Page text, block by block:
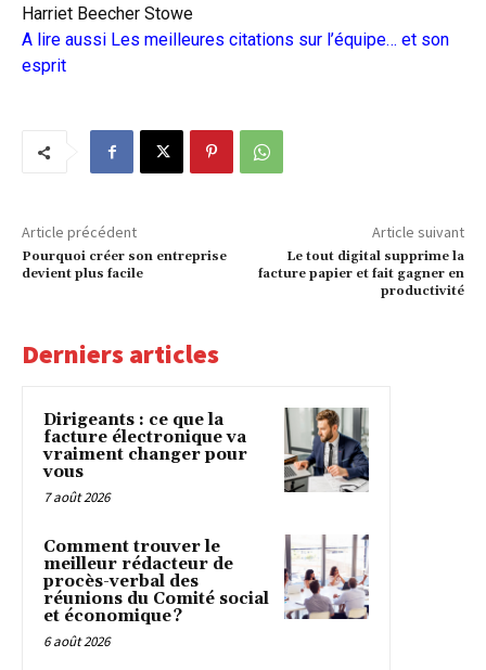
Harriet Beecher Stowe
A lire aussi Les meilleures citations sur l’équipe… et son
esprit
Article précédent
Pourquoi créer son entreprise
devient plus facile
Article suivant
Le tout digital supprime la
facture papier et fait gagner en
productivité
Derniers articles
Dirigeants : ce que la
facture électronique va
vraiment changer pour
vous
7 août 2026
Comment trouver le
meilleur rédacteur de
procès-verbal des
réunions du Comité social
et économique ?
6 août 2026